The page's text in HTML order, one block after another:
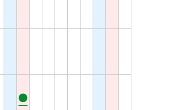
●